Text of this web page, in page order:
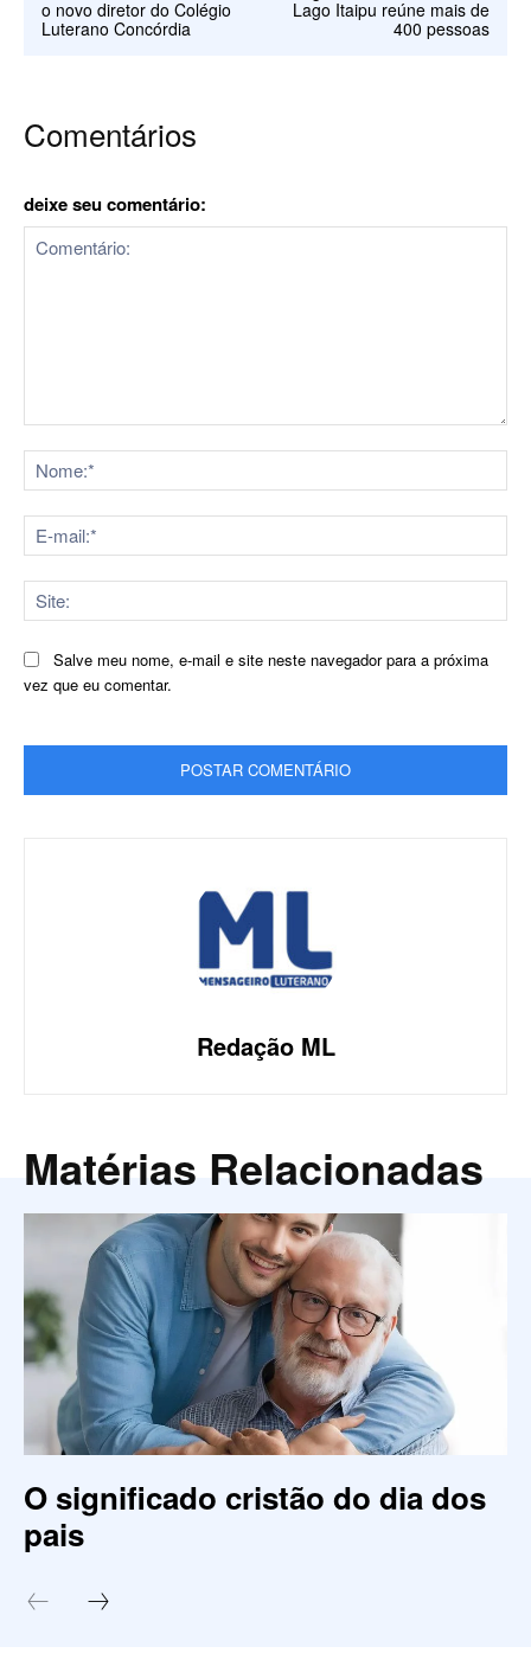
o novo diretor do Colégio
Luterano Concórdia
Lago Itaipu reúne mais de
400 pessoas
Comentários
deixe seu comentário:
Salve meu nome, e-mail e site neste navegador para a próxima
vez que eu comentar.
Redação ML
Matérias Relacionadas
O significado cristão do dia dos
pais